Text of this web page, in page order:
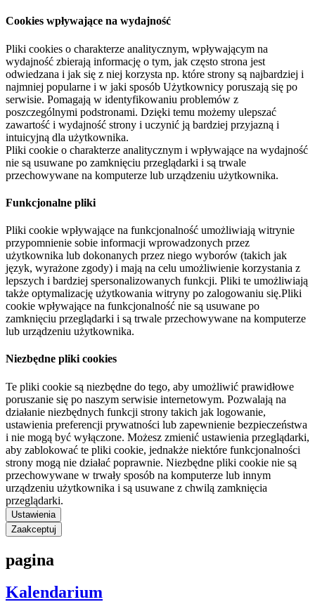
Cookies wpływające na wydajność
Pliki cookies o charakterze analitycznym, wpływającym na
wydajność zbierają informację o tym, jak często strona jest
odwiedzana i jak się z niej korzysta np. które strony są najbardziej i
najmniej popularne i w jaki sposób Użytkownicy poruszają się po
serwisie. Pomagają w identyfikowaniu problemów z
poszczególnymi podstronami. Dzięki temu możemy ulepszać
zawartość i wydajność strony i uczynić ją bardziej przyjazną i
intuicyjną dla użytkownika.
Pliki cookie o charakterze analitycznym i wpływające na wydajność
nie są usuwane po zamknięciu przeglądarki i są trwale
przechowywane na komputerze lub urządzeniu użytkownika.
Funkcjonalne pliki
Pliki cookie wpływające na funkcjonalność umożliwiają witrynie
przypomnienie sobie informacji wprowadzonych przez
użytkownika lub dokonanych przez niego wyborów (takich jak
język, wyrażone zgody) i mają na celu umożliwienie korzystania z
lepszych i bardziej spersonalizowanych funkcji. Pliki te umożliwiają
także optymalizację użytkowania witryny po zalogowaniu się.Pliki
cookie wpływające na funkcjonalność nie są usuwane po
zamknięciu przeglądarki i są trwale przechowywane na komputerze
lub urządzeniu użytkownika.
Niezbędne pliki cookies
Te pliki cookie są niezbędne do tego, aby umożliwić prawidłowe
poruszanie się po naszym serwisie internetowym. Pozwalają na
działanie niezbędnych funkcji strony takich jak logowanie,
ustawienia preferencji prywatności lub zapewnienie bezpieczeństwa
i nie mogą być wyłączone. Możesz zmienić ustawienia przeglądarki,
aby zablokować te pliki cookie, jednakże niektóre funkcjonalności
strony mogą nie działać poprawnie. Niezbędne pliki cookie nie są
przechowywane w trwały sposób na komputerze lub innym
urządzeniu użytkownika i są usuwane z chwilą zamknięcia
przeglądarki.
Ustawienia
Zaakceptuj
pagina
Kalendarium